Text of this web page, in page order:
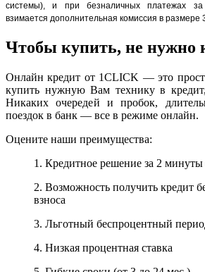
системы), и при безналичных платежах
взимается дополнительная комиссия в размере
Чтобы купить, не нужно
Онлайн кредит от 1CLICK — это
купить нужную Вам технику в
Никаких очередей и пробок,
поездок в банк — все в режиме онлайн.
Оцените наши преимущества:
1. Кредитное решение за 2 минуты
2. Возможность получить кредит
взноса
3. Льготный беспроцентный
4. Низкая процентная ставка